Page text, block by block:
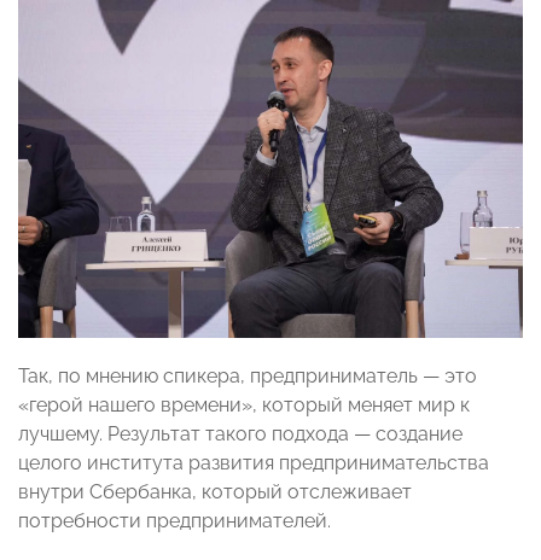
Так, по мнению спикера, предприниматель — это
«герой нашего времени», который меняет мир к
лучшему. Результат такого подхода — создание
целого института развития предпринимательства
внутри Сбербанка, который отслеживает
потребности предпринимателей.